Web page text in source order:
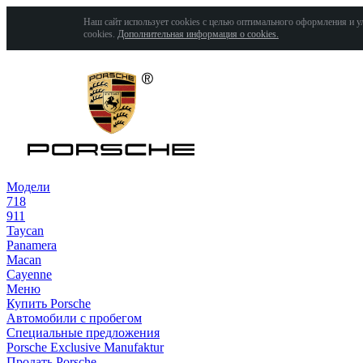
Наш сайт использует cookies с целью оптимального оформления и
cookies. Дополнительная информация о cookies.
Модели
718
911
Taycan
Panamera
Macan
Cayenne
Меню
Купить Porsche
Автомобили с пробегом
Специальные предложения
Porsche Exclusive Manufaktur